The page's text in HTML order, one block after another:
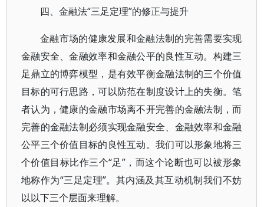
四、金融法“三足定理”的修正与提升
金融市场的健康发展和金融法制的完善需要实现
金融安全、金融效率和金融公平的良性互动。构建三
足鼎立的博弈模型，是有效平衡金融法制的三个价值
目标的可行思路，可以防范在制度设计上的失衡。笔
者认为，健康的金融市场离不开完善的金融法制，而
完善的金融法制必须实现金融安全、金融效率和金融
公平三个价值目标的良性互动。我们可以形象地将三
个价值目标比作三个“足”，而这个论断也可以被形象
地称作为“三足定理”。其内涵及其互动机制我们不妨
以以下三个层面来理解。